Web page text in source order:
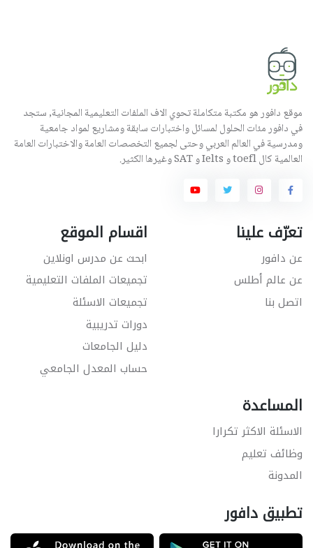
موقع دافور هو مكتبة متكاملة تحوي الاف الملفات التعليمية المجانية, ستجد
في دافور مئات الحلول لمسائل واختبارات سابقة ومشاريع لمواد جامعية
ومدرسية في العالم العربي وحتى لجميع التخصصات العامة والاختبارات العامة
العالمية كال toefl و Ielts و SAT وغيرها الكثير.
تعرّف علينا
عن دافور
عن عالم أطلس
اتصل بنا
اقسام الموقع
ابحث عن مدرس اونلاين
تجميعات الملفات التعليمية
تجميعات الاسئلة
دورات تدريبية
دليل الجامعات
حساب المعدل الجامعي
المساعدة
الاسئلة الاكثر تكرارا
وظائف تعليم
المدونة
تطبيق دافور